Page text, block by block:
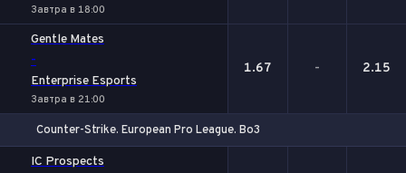
Завтра в 18:00
Gentle Mates
-
Enterprise Esports
Завтра в 21:00
1.67 - 2.15
Counter-Strike. European Pro League. Bo3
IC Prospects